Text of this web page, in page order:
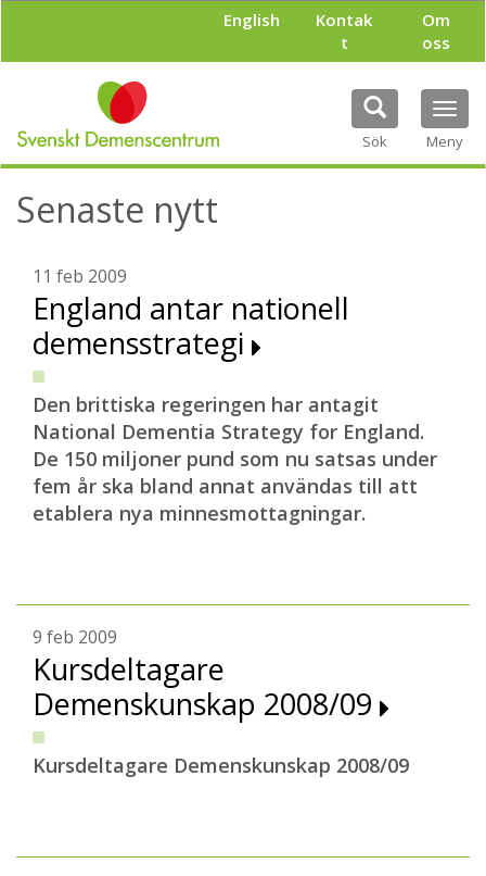
l
English
Kontak
t
Om
oss
Sök Meny
Senaste nytt
11 feb 2009
England antar nationell
demensstrategi
Den brittiska regeringen har antagit
National Dementia Strategy for England.
De 150 miljoner pund som nu satsas under
fem år ska bland annat användas till att
etablera nya minnesmottagningar.
9 feb 2009
Kursdeltagare
Demenskunskap 2008/09
Kursdeltagare Demenskunskap 2008/09